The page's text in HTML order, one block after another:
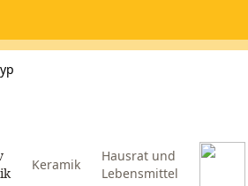
Keramik
Hausrat und
Lebensmittel